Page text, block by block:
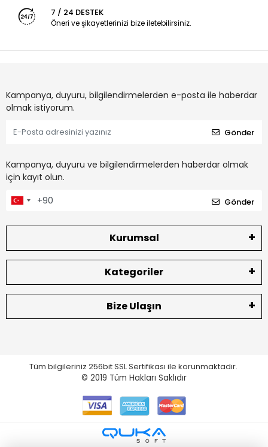
7 / 24 DESTEK
Öneri ve şikayetlerinizi bize iletebilirsiniz.
Kampanya, duyuru, bilgilendirmelerden e-posta ile haberdar
olmak istiyorum.
Gönder
Kampanya, duyuru ve bilgilendirmelerden haberdar olmak
için kayıt olun.
Gönder
Kurumsal
Kategoriler
Bize Ulaşın
Tüm bilgileriniz 256bit SSL Sertifikası ile korunmaktadır.
© 2019 Tüm Hakları Saklıdır